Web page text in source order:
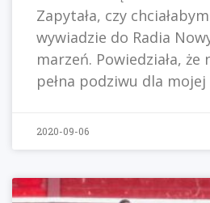
Zapytała, czy
wywiadzie do Radia
marzeń. Powiedziała,
pełna podziwu dla
2020-09-06